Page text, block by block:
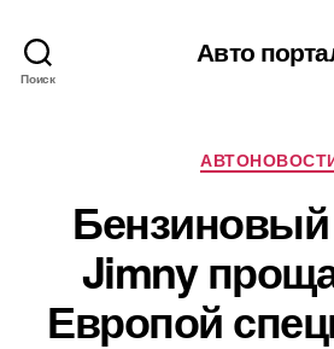
Поиск
Авто
Jimny
Европой